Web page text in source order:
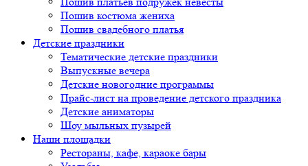
Пошив костюма жениха
Пошив свадебного платья
Детские праздники
Тематические детские праздники
Выпускные вечера
Детские новогодние программы
Прайс-лист на проведение детского праздника
Детские аниматоры
Шоу мыльных пузырей
Наши площадки
Рестораны, кафе, караоке бары